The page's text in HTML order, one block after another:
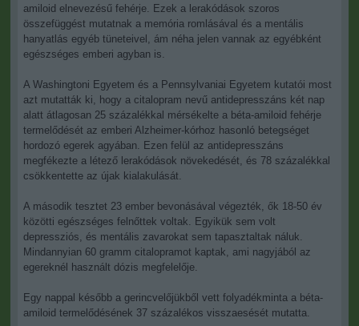
amiloid elnevezésű fehérje. Ezek a lerakódások szoros
összefüggést mutatnak a memória romlásával és a mentális
hanyatlás egyéb tüneteivel, ám néha jelen vannak az egyébként
egészséges emberi agyban is.
A Washingtoni Egyetem és a Pennsylvaniai Egyetem kutatói most
azt mutatták ki, hogy a citalopram nevű antidepresszáns két nap
alatt átlagosan 25 százalékkal mérsékelte a béta-amiloid fehérje
termelődését az emberi Alzheimer-kórhoz hasonló betegséget
hordozó egerek agyában. Ezen felül az antidepresszáns
megfékezte a létező lerakódások növekedését, és 78 százalékkal
csökkentette az újak kialakulását.
A második tesztet 23 ember bevonásával végezték, ők 18-50 év
közötti egészséges felnőttek voltak. Egyikük sem volt
depressziós, és mentális zavarokat sem tapasztaltak náluk.
Mindannyian 60 gramm citalopramot kaptak, ami nagyjából az
egereknél használt dózis megfelelője.
Egy nappal később a gerincvelőjükből vett folyadékminta a béta-
amiloid termelődésének 37 százalékos visszaesését mutatta.